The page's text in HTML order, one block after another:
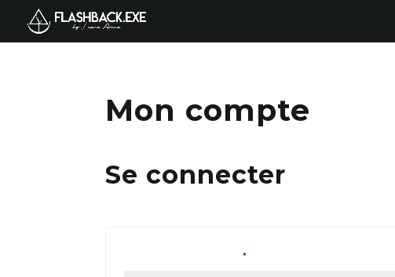
Mon compte
Se connecter
Identifiant ou e-mail*Obligatoire